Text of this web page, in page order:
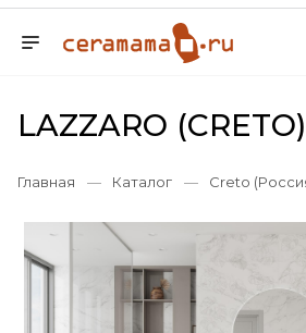
LAZZARO (CRETO)
Главная — Каталог — Creto